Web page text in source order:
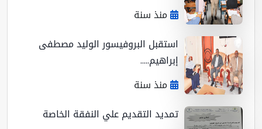
منذ سنة
استقبل البروفيسور الوليد مصطفى
إبراهيم.....
منذ سنة
تمديد التقديم علي النفقة الخاصة